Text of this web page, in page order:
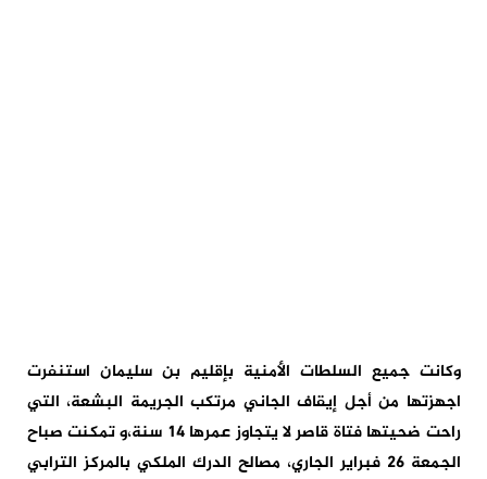
وكانت جميع السلطات الأمنية بإقليم بن سليمان استنفرت
اجهزتها من أجل إيقاف الجاني مرتكب الجريمة البشعة، التي
راحت ضحيتها فتاة قاصر لا يتجاوز عمرها 14 سنة،و تمكنت صباح
الجمعة 26 فبراير الجاري، مصالح الدرك الملكي بالمركز الترابي